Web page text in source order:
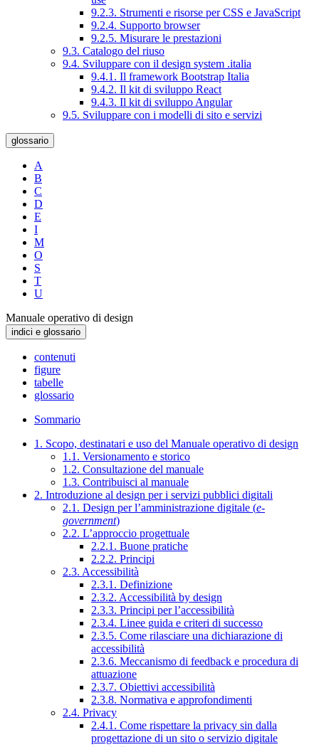
9.2.3. Strumenti e risorse per CSS e JavaScript
9.2.4. Supporto browser
9.2.5. Misurare le prestazioni
9.3. Catalogo del riuso
9.4. Sviluppare con il design system .italia
9.4.1. Il framework Bootstrap Italia
9.4.2. Il kit di sviluppo React
9.4.3. Il kit di sviluppo Angular
9.5. Sviluppare con i modelli di sito e servizi
glossario
A
B
C
D
E
I
M
O
S
T
U
Manuale operativo di design
indici e glossario
contenuti
figure
tabelle
glossario
Sommario
1. Scopo, destinatari e uso del Manuale operativo di design
1.1. Versionamento e storico
1.2. Consultazione del manuale
1.3. Contribuisci al manuale
2. Introduzione al design per i servizi pubblici digitali
2.1. Design per l’amministrazione digitale (e-
government)
2.2. L’approccio progettuale
2.2.1. Buone pratiche
2.2.2. Principi
2.3. Accessibilità
2.3.1. Definizione
2.3.2. Accessibilità by design
2.3.3. Principi per l’accessibilità
2.3.4. Linee guida e criteri di successo
2.3.5. Come rilasciare una dichiarazione di
accessibilità
2.3.6. Meccanismo di feedback e procedura di
attuazione
2.3.7. Obiettivi accessibilità
2.3.8. Normativa e approfondimenti
2.4. Privacy
2.4.1. Come rispettare la privacy sin dalla
progettazione di un sito o servizio digitale